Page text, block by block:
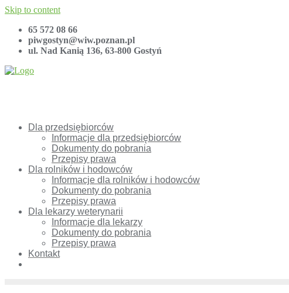
Skip to content
65 572 08 66
piwgostyn@wiw.poznan.pl
ul. Nad Kanią 136, 63-800 Gostyń
Dla przedsiębiorców
Informacje dla przedsiębiorców
Dokumenty do pobrania
Przepisy prawa
Dla rolników i hodowców
Informacje dla rolników i hodowców
Dokumenty do pobrania
Przepisy prawa
Dla lekarzy weterynarii
Informacje dla lekarzy
Dokumenty do pobrania
Przepisy prawa
Kontakt